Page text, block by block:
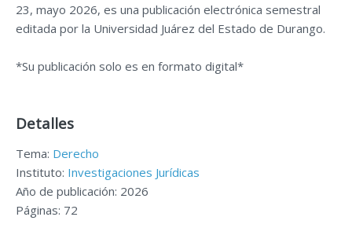
23, mayo 2026, es una publicación electrónica semestral
editada por la Universidad Juárez del Estado de Durango.
*Su publicación solo es en formato digital*
Detalles
Tema: Derecho
Instituto: Investigaciones Jurídicas
Año de publicación: 2026
Páginas: 72